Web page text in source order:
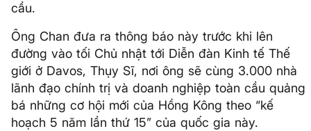
cầu.
Ông Chan đưa ra thông báo này trước khi lên
đường vào tối Chủ nhật tới Diễn đàn Kinh tế Thế
giới ở Davos, Thụy Sĩ, nơi ông sẽ cùng 3.000 nhà
lãnh đạo chính trị và doanh nghiệp toàn cầu quảng
bá những cơ hội mới của Hồng Kông theo “kế
hoạch 5 năm lần thứ 15” của quốc gia này.